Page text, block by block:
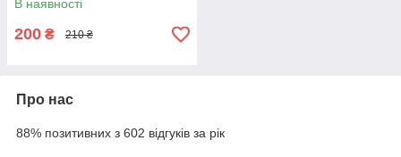
В наявності
200 ₴ 210 ₴
Про нас
88% позитивних з 602 відгуків за рік